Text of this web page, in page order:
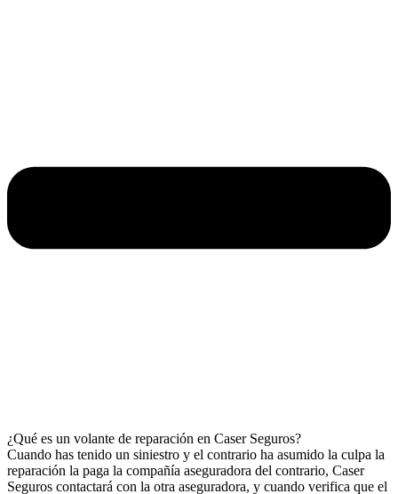
¿Qué es un volante de reparación en Caser Seguros?
Cuando has tenido un siniestro y el contrario ha asumido la culpa la
reparación la paga la compañía aseguradora del contrario, Caser
Seguros contactará con la otra aseguradora, y cuando verifica que el